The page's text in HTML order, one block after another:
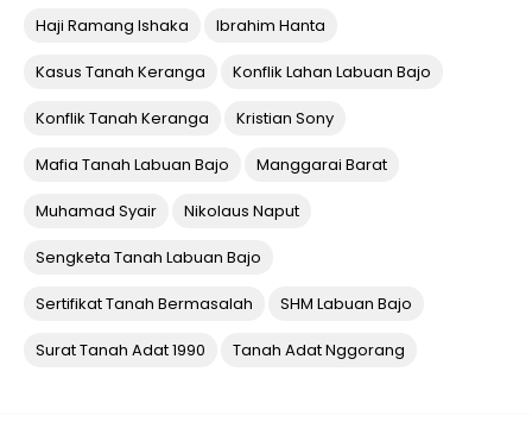
Haji Ramang Ishaka Ibrahim Hanta
Kasus Tanah Keranga Konflik Lahan Labuan Bajo
Konflik Tanah Keranga Kristian Sony
Mafia Tanah Labuan Bajo Manggarai Barat
Muhamad Syair Nikolaus Naput
Sengketa Tanah Labuan Bajo
Sertifikat Tanah Bermasalah SHM Labuan Bajo
Surat Tanah Adat 1990 Tanah Adat Nggorang